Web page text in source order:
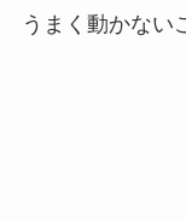
うまく動かない